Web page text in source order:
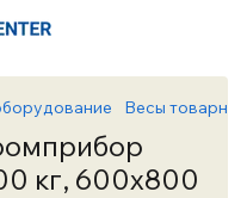
Весы товарные
кг, 600х800